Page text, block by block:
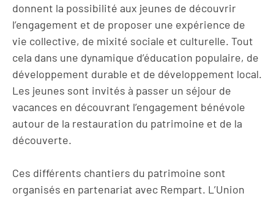
donnent la possibilité aux jeunes de découvrir
l’engagement et de proposer une expérience de
vie collective, de mixité sociale et culturelle. Tout
cela dans une dynamique d’éducation populaire, de
développement durable et de développement local.
Les jeunes sont invités à passer un séjour de
vacances en découvrant l’engagement bénévole
autour de la restauration du patrimoine et de la
découverte.
Ces différents chantiers du patrimoine sont
organisés en partenariat avec Rempart. L’Union